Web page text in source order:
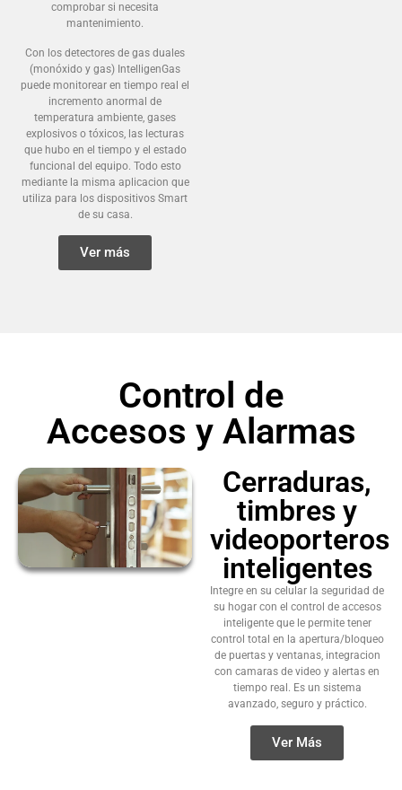
comprobar si necesita
mantenimiento.
Con los detectores de gas duales
(monóxido y gas) IntelligenGas
puede monitorear en tiempo real el
incremento anormal de
temperatura ambiente, gases
explosivos o tóxicos, las lecturas
que hubo en el tiempo y el estado
funcional del equipo. Todo esto
mediante la misma aplicacion que
utiliza para los dispositivos Smart
de su casa.
Ver más
Control de
Accesos y Alarmas
Cerraduras,
timbres y
videoporteros
inteligentes
Integre en su celular la seguridad de
su hogar con el control de accesos
inteligente que le permite tener
control total en la apertura/bloqueo
de puertas y ventanas, integracion
con camaras de video y alertas en
tiempo real. Es un sistema
avanzado, seguro y práctico.
Ver Más